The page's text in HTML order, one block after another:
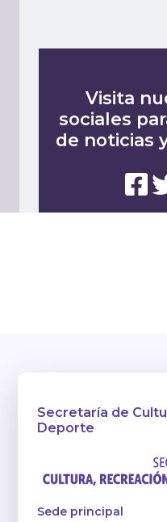
Visita
sociales
de noticias
Secretaría de
Deporte
Sede principal